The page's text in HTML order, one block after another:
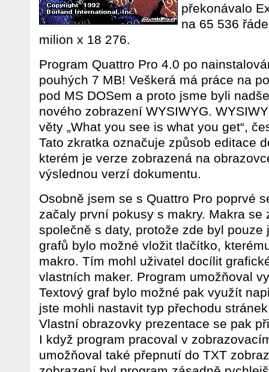
překonávalo
na 65 536
milion x 18 276.
Program Quattro Pro 4.0 po
pouhých 7 MB! Veškerá má práce na
pod MS DOSem a proto jsme byli
nového zobrazení WYSIWYG.
věty „What you see is what you get“,
Tato zkratka označuje způsob editace
kterém je verze zobrazená na
výslednou verzí dokumentu.
Osobně jsem se s Quattro Pro poprvé
začaly první pokusy s makry. Makra se
společně s daty, protože zde byl
grafů bylo možné vložit tlačítko,
makro. Tím mohl uživatel docílit
vlastních maker. Program umožňoval
Textový graf bylo možné pak využít
jste mohli nastavit typ přechodu
Vlastní obrazovky prezentace se pak
I když program pracoval v
umožňoval také přepnutí do TXT